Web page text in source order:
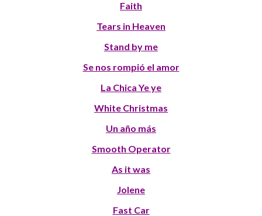
Faith
Tears in Heaven
Stand by me
Se nos rompió el amor
La Chica Ye ye
White Christmas
Un año más
Smooth Operator
As it was
Jolene
Fast Car